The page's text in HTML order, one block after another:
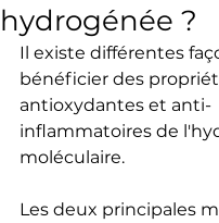
hydrogénée ?
Il existe différentes
bénéficier des
antioxydantes et anti-
inflammatoires de
moléculaire.
Les deux principales